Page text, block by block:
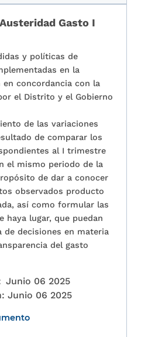
Gasto I
y políticas de
en la
concordancia con la
el Distrito y el Gobierno
de las variaciones
de comparar los
al I trimestre
el mismo periodo de la
de dar a conocer
observados producto
así como formular las
haya lugar, que puedan
decisiones en materia
del gasto
Junio 06 2025
Junio 06 2025